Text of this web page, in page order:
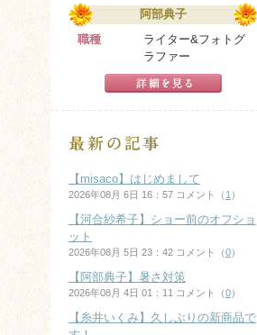
阿部典子
職種
ライター&フォトグ
ラファー
【misaco】はじめまして
2026年08月 6日 16：57 コメント（ 1 ）
【河合紗希子】ショー前のオフショ
ット
2026年08月 5日 23：42 コメント（0）
【阿部典子】暑さ対策
2026年08月 4日 01：11 コメント（0）
【糸井いくみ】久しぶりの新商品で